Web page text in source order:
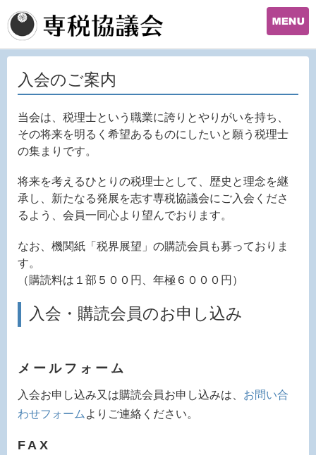
入会のご案内
当会は、税理士という職業に誇りとやりがいを持ち、
その将来を明るく希望あるものにしたいと願う税理士
の集まりです。
将来を考えるひとりの税理士として、歴史と理念を継
承し、新たなる発展を志す専税協議会にご入会くださ
るよう、会員一同心より望んでおります。
なお、機関紙「税界展望」の購読会員も募っておりま
す。
（購読料は１部５００円、年極６０００円）
入会・購読会員のお申し込み
メールフォーム
入会お申し込み又は購読会員お申し込みは、 お問い合
わせフォーム よりご連絡ください。
FAX